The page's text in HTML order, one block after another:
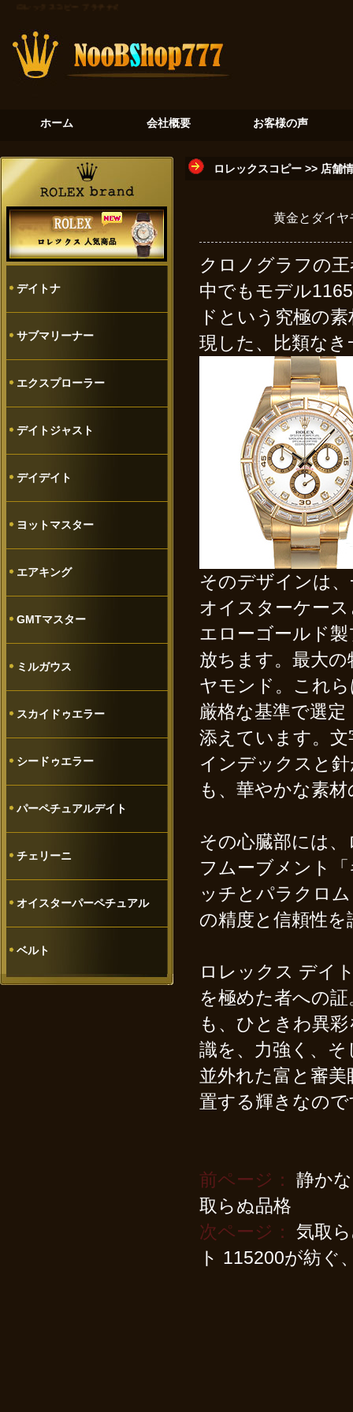
プラチナの氷河：デイトナ116506が奏でる至高のクロノグラフ
ホーム 会社概要 お客様の声
デイトナ
サブマリーナー
エクスプローラー
デイトジャスト
デイデイト
ヨットマスター
エアキング
GMTマスター
ミルガウス
スカイドゥエラー
シードゥエラー
パーペチュアルデイト
チェリーニ
オイスターパーペチュアル
ベルト
ロレックスコピー >> 店舗
黄金とダイ
クロノグラフの
中でもモデル
ドという究極の
現した、比類なき
そのデザインは
オイスターケー
エローゴールド
放ちます。最大
ヤモンド。これ
厳格な基準で選
添えています。
インデックスと
も、華やかな素
その心臓部には、
フムーブメント
ッチとパラクロ
の精度と信頼性
ロレックス デイ
を極めた者への
も、ひときわ異
識を、力強く、
並外れた富と審
置する輝きなの
前ページ：
静か
取らぬ品格
次ページ：
気取
ト 115200が紡ぐ